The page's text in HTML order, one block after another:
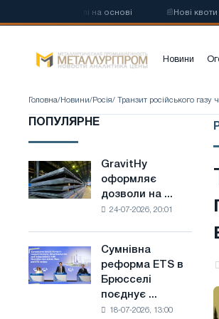
сталі на основі 📰Нові квоти на сталь
Новини
Головна/ Новини/ Росія/ Транзит російського
ПОПУЛЯРНЕ
GravitHy
оформляє
дозволи
з
виробництва
низьковуглецевої
GravitHy
оформляє
дозволи на ...
24-07-2026, 20:01
Сумнівна
реформа
ETS
Сумнівна
реформа ETS в
Брюсселі
поєднує ...
18-07-2026, 13:00